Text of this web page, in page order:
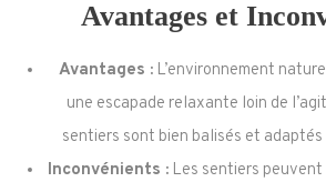
Avantages et
Avantages : L’environnement
une escapade relaxante loin de
sentiers sont bien balisés et
Inconvénients : Les sentiers